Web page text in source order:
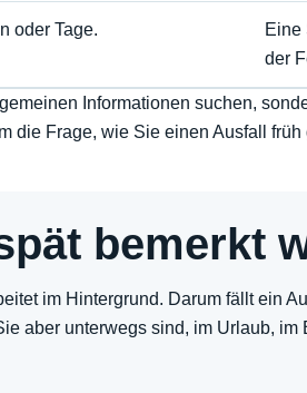
oder Tage.
Eine
der
Informationen suchen,
die Frage, wie Sie einen Ausfall früh
bemerkt
im Hintergrund. Darum fällt ein
aber unterwegs sind, im Urlaub,